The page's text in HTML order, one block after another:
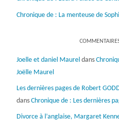
Chronique de : La menteuse de
Joelle et daniel Maurel dans
Joëlle Maurel
Les dernières pages de Robert
dans Chronique de : Les dernières
Divorce à l’anglaise, Margaret